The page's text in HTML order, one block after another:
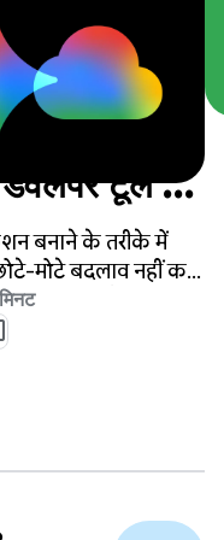
I/O
टूल में
बनाने के तरीके में
मोटे बदलाव नहीं कर
बनाए गए हैं. इनमें ऐसी
तौर पर आपकी
में डिप्लॉय किए